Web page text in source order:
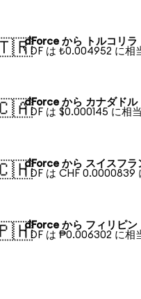
dForce から トルコリラ
1 DF は ₺0.004952 に相
dForce から カナダドル
1 DF は $0.000145 に相当
dForce から スイスフラ
1 DF は CHF 0.0000839
dForce から フィリピン
1 DF は ₱0.006302 に相